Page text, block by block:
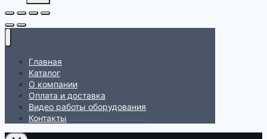
Главная
Каталог
О компании
Оплата и доставка
Видео работы оборудования
Контакты